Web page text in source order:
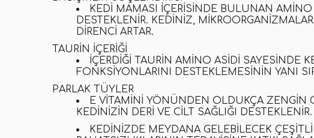
KEDI MAMASI IÇERISINDE BULUNAN AMINO
DESTEKLENIR. KEDINIZ,
DIRENCI ARTAR.
TAURIN İÇERIĞI
İÇERDIĞI TAURIN AMINO ASIDI SAYESINDE
FONKSIYONLARINI DESTEKLEMESININ YANI
PARLAK TÜYLER
E VITAMINI YÖNÜNDEN OLDUKÇA ZENGIN
KEDINIZIN DERI VE CILT SAĞLIĞI DESTEKLENIR.
KEDINIZDE MEYDANA GELEBILECEK